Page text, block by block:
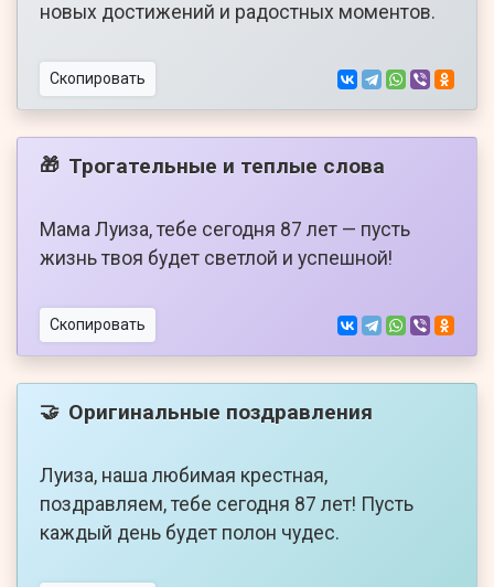
новых достижений и радостных моментов.
Скопировать
🎁 Трогательные и теплые слова
Мама Луиза, тебе сегодня 87 лет — пусть
жизнь твоя будет светлой и успешной!
Скопировать
🤝 Оригинальные поздравления
Луиза, наша любимая крестная,
поздравляем, тебе сегодня 87 лет! Пусть
каждый день будет полон чудес.